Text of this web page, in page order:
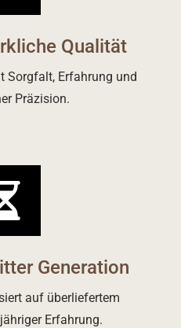
Qualität
Sorgfalt, Erfahrung und
Präzision.
Generation
auf überliefertem
Erfahrung.